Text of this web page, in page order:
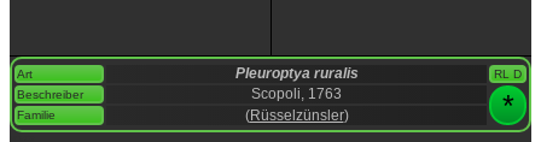
Art Pleuroptya ruralis
RL D
Beschreiber
Scopoli, 1763 *
Familie (Rüsselzünsler)